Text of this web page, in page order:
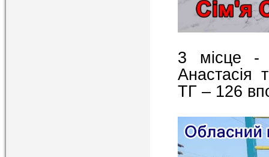
3 місце -
Анастасія
ТГ – 126